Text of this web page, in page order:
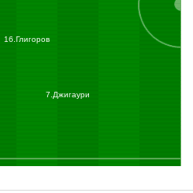
16.Глигоров
7.Джигаури